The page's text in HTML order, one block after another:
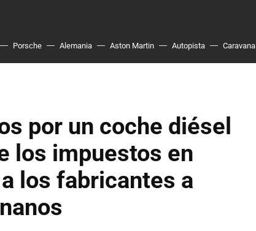
Porsche Alemania Aston Martin Autopista Caravana
por un coche diésel
los impuestos en
los fabricantes a